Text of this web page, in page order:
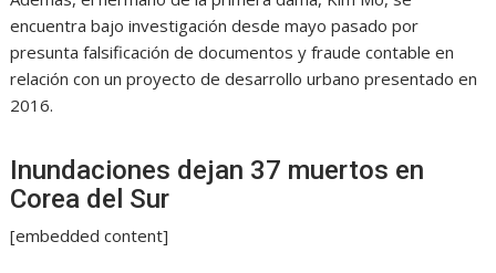
encuentra bajo investigación desde mayo pasado por
presunta falsificación de documentos y fraude contable en
relación con un proyecto de desarrollo urbano presentado en
2016.
Inundaciones dejan 37 muertos en
Corea del Sur
[embedded content]